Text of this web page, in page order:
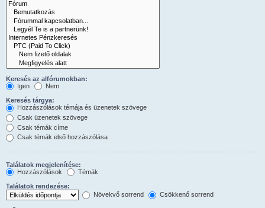
Keresés az alfórumokban:
Igen
Nem
Keresés tárgya:
Hozzászólások témája és üzenetek szövege
Csak üzenetek szövege
Csak témák címe
Csak témák első hozzászólása
Találatok megjelenítése:
Hozzászólások
Témák
Találatok rendezése:
Növekvő sorrend
Csökkenő sorrend